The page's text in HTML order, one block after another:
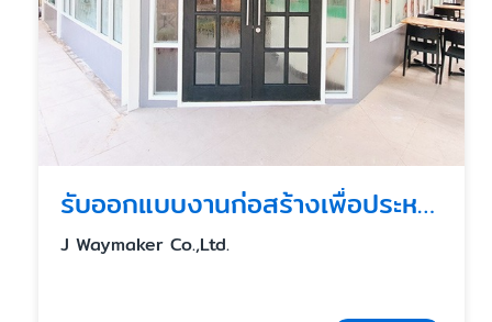
รับออกแบบงานก่อสร้างเพื่อประหยัดพลังงานและความปลอดภัย
J Waymaker Co.,Ltd.